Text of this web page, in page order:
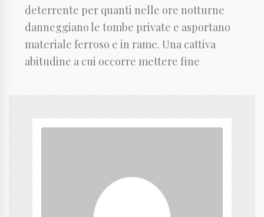
deterrente per quanti nelle ore notturne
danneggiano le tombe private e asportano
materiale ferroso e in rame. Una cattiva
abitudine a cui occorre mettere fine